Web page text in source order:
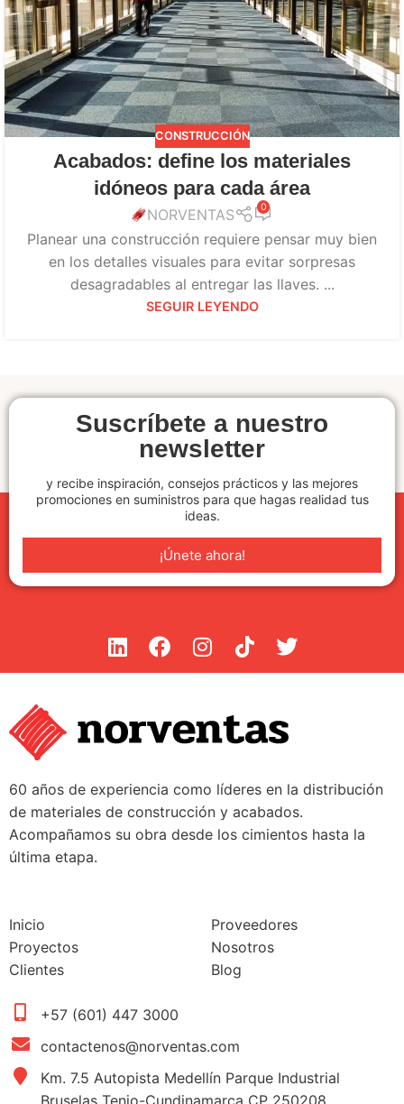
CONSTRUCCIÓN
Acabados: define los materiales
idóneos para cada área
NORVENTAS 0
Planear una construcción requiere pensar muy bien
en los detalles visuales para evitar sorpresas
desagradables al entregar las llaves. ...
SEGUIR LEYENDO
Suscríbete a nuestro
newsletter
y recibe inspiración, consejos prácticos y las mejores
promociones en suministros para que hagas realidad tus
ideas.
¡Únete ahora!
60 años de experiencia como líderes en la distribución
de materiales de construcción y acabados.
Acompañamos su obra desde los cimientos hasta la
última etapa.
Inicio
Proyectos
Clientes
Proveedores
Nosotros
Blog
+57 (601) 447 3000
contactenos@norventas.com
Km. 7.5 Autopista Medellín Parque Industrial